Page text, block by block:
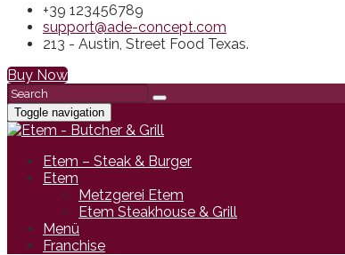
+39 123456789
support@ade-concept.com
213 - Austin, Street Food Texas.
Buy Now
Toggle navigation
Etem – Steak & Burger
Etem
Metzgerei Etem
Etem Steakhouse & Grill
Menü
Franchise